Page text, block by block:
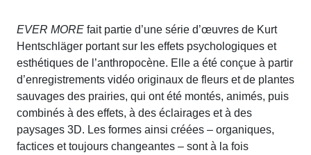
EVER MORE fait partie d’une série d’œuvres de Kurt
Hentschläger portant sur les effets psychologiques et
esthétiques de l’anthropocène. Elle a été conçue à partir
d’enregistrements vidéo originaux de fleurs et de plantes
sauvages des prairies, qui ont été montés, animés, puis
combinés à des effets, à des éclairages et à des
paysages 3D. Les formes ainsi créées – organiques,
factices et toujours changeantes – sont à la fois